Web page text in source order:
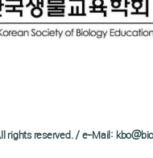
rights reserved. / e-Mail: